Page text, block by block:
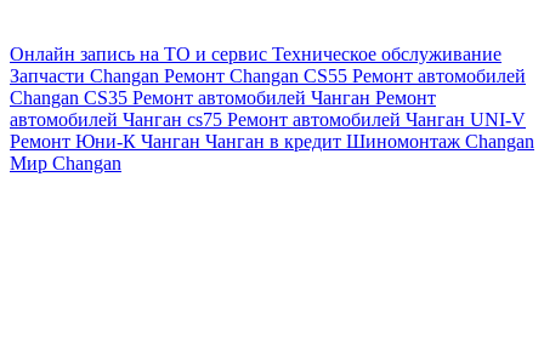
Онлайн запись на ТО и сервис Техническое обслуживание
Запчасти Changan Ремонт Changan CS55 Ремонт автомобилей
Changan CS35 Ремонт автомобилей Чанган Ремонт
автомобилей Чанган cs75 Ремонт автомобилей Чанган UNI-V
Ремонт Юни-К Чанган Чанган в кредит Шиномонтаж Changan
Мир Changan